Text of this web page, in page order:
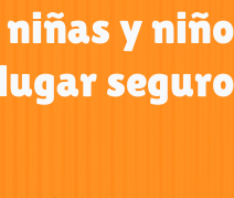
niñas y